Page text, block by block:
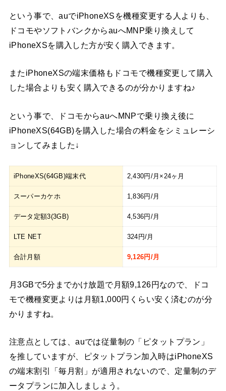
という事で、auでiPhoneXSを機種変更する人よりも、
ドコモやソフトバンクからauへMNP乗り換えして
iPhoneXSを購入した方が安く購入できます。
またiPhoneXSの端末価格もドコモで機種変更して購入
した場合よりも安く購入できるのが分かりますね♪
という事で、ドコモからauへMNPで乗り換え後に
iPhoneXS(64GB)を購入した場合の料金をシミュレーシ
ョンしてみました↓
iPhoneXS(64GB)端末代 2,430円/月×24ヶ月
スーパーカケホ 1,836円/月
データ定額3(3GB) 4,536円/月
LTE NET 324円/月
合計月額 9,126円/月
月3GBで5分までかけ放題で月額9,126円なので、ドコ
モで機種変更よりは月額1,000円くらい安く済むのが分
かりますね。
注意点としては、auでは従量制の「ピタットプラン」
を推していますが、ピタットプラン加入時はiPhoneXS
の端末割引「毎月割」が適用されないので、定量制のデ
ータプランに加入しましょう。